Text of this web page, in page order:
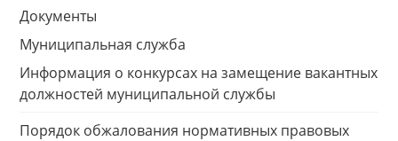
Документы
Муниципальная служба
Информация о конкурсах на замещение вакантных
должностей муниципальной службы
Порядок обжалования нормативных правовых